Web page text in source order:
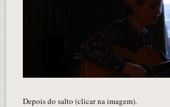
Depois do salto (clicar na imagem).